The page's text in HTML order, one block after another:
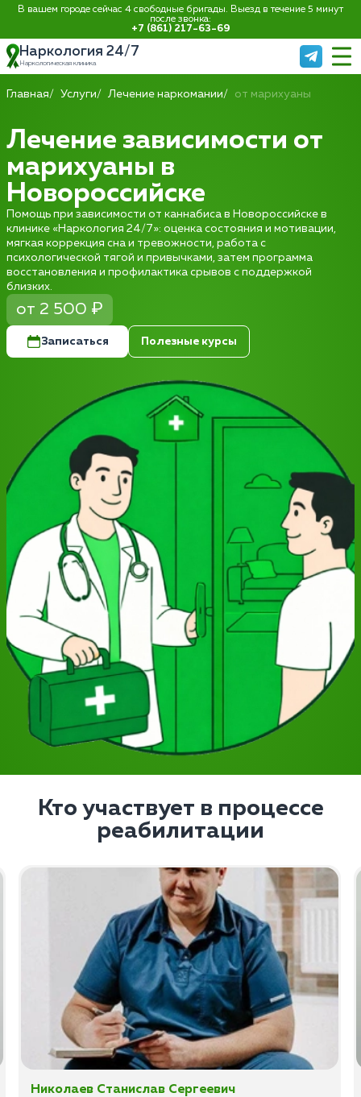
В вашем городе сейчас 4 свободные бригады. Выезд в течение 5 минут
после звонка:
+7 (861) 217-63-69
Наркология 24/7
Наркологическая клиника
Главная Услуги Лечение наркомании от марихуаны
Лечение зависимости от
марихуаны в
Новороссийске
Помощь при зависимости от каннабиса в Новороссийске в
клинике «Наркология 24/7»: оценка состояния и мотивации,
мягкая коррекция сна и тревожности, работа с
психологической тягой и привычками, затем программа
восстановления и профилактика срывов с поддержкой
близких.
от 2 500 ₽
Записаться Полезные курсы
Кто участвует в процессе
реабилитации
Николаев Станислав Сергеевич